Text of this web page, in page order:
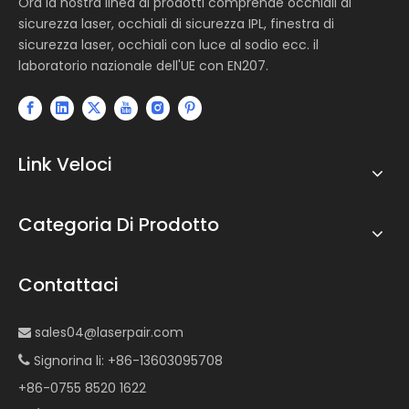
sicurezza laser, occhiali di sicurezza IPL, finestra di
sicurezza laser, occhiali con luce al sodio ecc. il
laboratorio nazionale dell'UE con EN207.
Link Veloci
Categoria Di Prodotto
Contattaci
 sales04@laserpair.com
 Signorina li: +86-13603095708
+86-0755 8520 1622